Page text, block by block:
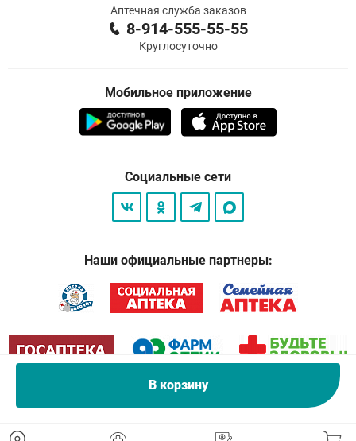
В корзину
Аптечная служба заказов
8-914-555-55-55
Круглосуточно
Мобильное приложение
Социальные сети
Наши официальные партнеры: